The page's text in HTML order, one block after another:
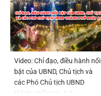
Video: Chỉ đạo, điều hành nổi
bật của UBND, Chủ tịch và
các Phó Chủ tịch UBND
thành phố ngày 6-8